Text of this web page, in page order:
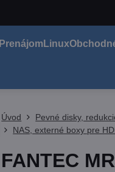
Prenájom Linux
Úvod
Pevné disky,
NAS, externé boxy pre
FANTEC